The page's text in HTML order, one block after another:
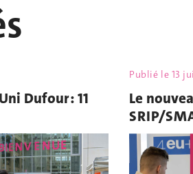
Dufour : 11
Publié le 13
Le
SRIP/